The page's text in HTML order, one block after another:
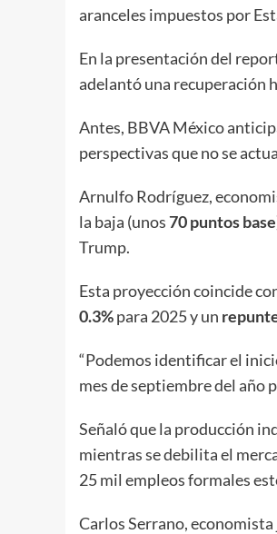
aranceles impuestos por
En la presentación del
adelantó una recuperación
Antes, BBVA México
perspectivas que no se
Arnulfo Rodríguez,
la baja (unos70 puntos base
Trump.
Esta proyección coincide
0.3%para 2025 y un
“Podemos identificar el
mes de septiembre del año
Señaló que la producción
mientras se debilita el
25 mil empleos formales
Carlos Serrano,